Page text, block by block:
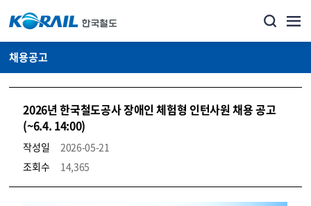
채용공고
2026년 한국철도공사 장애인 체험형 인턴사원 채용 공고
(~6.4. 14:00)
작성일
2026-05-21
조회수
14,365
코레일소개_경영공시_채용공고 상세보기 – 내용, 파일, 담당자 연락처로 구성